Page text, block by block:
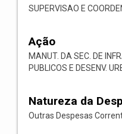
SUPERVISAO E
Ação
MANUT. DA SEC. DE
PUBLICOS E DESENV.
Natureza da
Outras Despesas